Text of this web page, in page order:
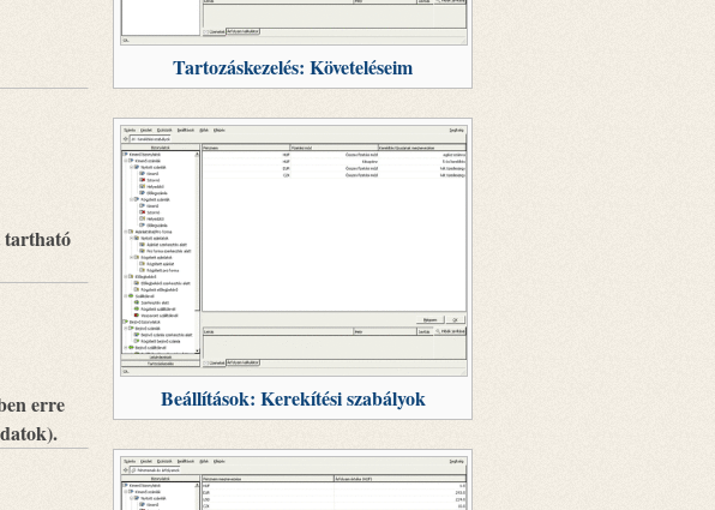
tartható
erre
Tartozáskezelés: Követeléseim
Beállítások: Kerekítési szabályok